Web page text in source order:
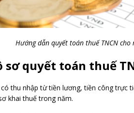
Hướng dẫn quyết toán thuế TNCN cho
sơ quyết toán thuế
thu nhập từ tiền lương, tiền công trực
khai thuế trong năm.